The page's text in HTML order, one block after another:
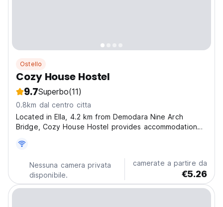
Ostello
Cozy House Hostel
9.7Superbo(11)
0.8km dal centro citta
Located in Ella, 4.2 km from Demodara Nine Arch
Bridge, Cozy House Hostel provides accommodation
property is around 48 km from Hakgala Botanical
Garden, 49 km from Horton Plains National Park and
400...Nessuna camera privata
disponibile.
camerate a partire da
€5.26